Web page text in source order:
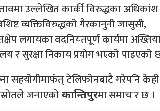
उल्लेखित कार्की विरुद्धका अधिकांश
व्यक्तिविरुद्धको गैरकानुनी जासुसी,
लगायका वदनियतपूर्ण कार्यमा
सुरक्षा निकाय प्रयोग भएको पाइएको
सहयोगीमार्फत् टेलिफोनबाटै गरेपनि केही
जनाएकोकान्तिपुरमा समाचार छ ।